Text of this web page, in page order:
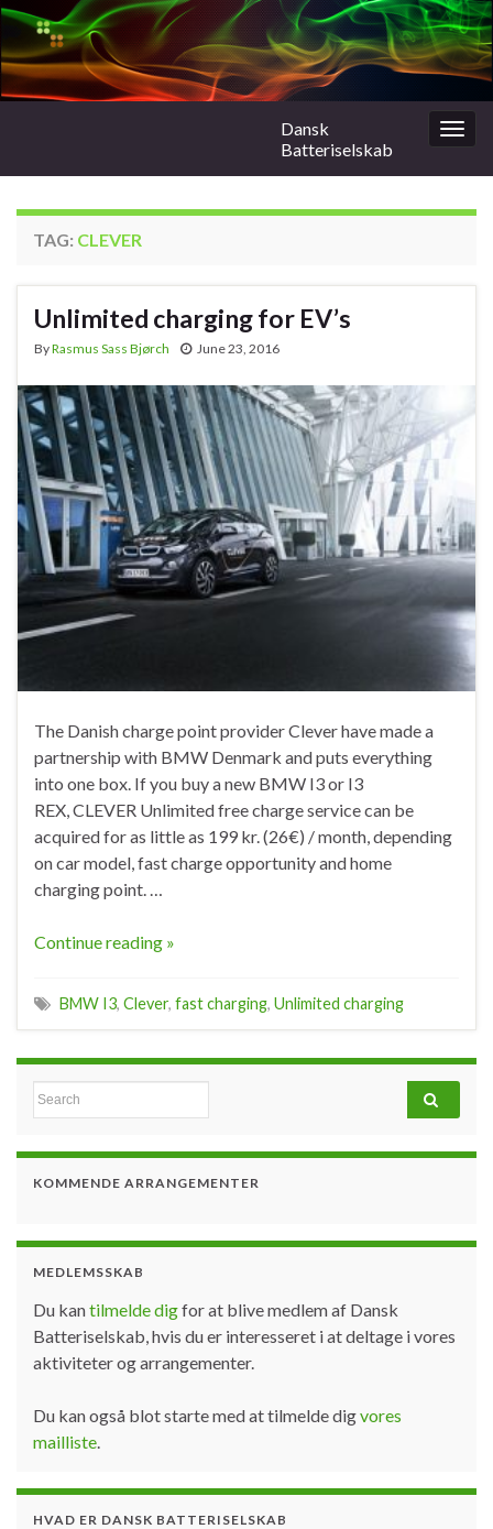
Dansk
Batteriselskab
TAG: CLEVER
Unlimited charging for EV’s
ByRasmus Sass Bjørch June 23, 2016
The Danish charge point provider Clever have made a
partnership with BMW Denmark and puts everything
into one box. If you buy a new BMW I3 or I3
REX, CLEVER Unlimited free charge service can be
acquired for as little as 199 kr. (26€) / month, depending
on car model, fast charge opportunity and home
charging point. …
Continue reading »
BMW I3, Clever, fast charging, Unlimited charging
Search for:
KOMMENDE ARRANGEMENTER
MEDLEMSSKAB
Du kantilmelde digfor at blive medlem af Dansk
Batteriselskab, hvis du er interesseret i at deltage i vores
aktiviteter og arrangementer.
Du kan også blot starte med at tilmelde digvores
mailliste
HVAD ER DANSK BATTERISELSKAB